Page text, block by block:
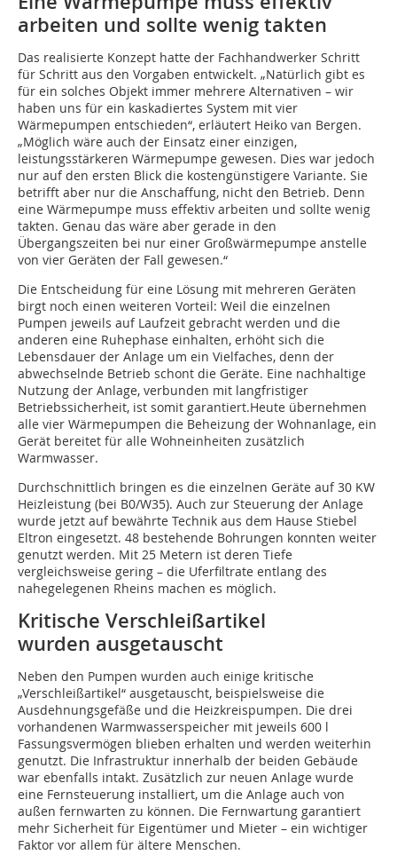
arbeiten und sollte wenig takten
Das realisierte Konzept hatte der Fachhandwerker Schritt
für Schritt aus den Vorgaben entwickelt. „Natürlich gibt es
für ein solches Objekt immer mehrere Alternativen – wir
haben uns für ein kaskadiertes System mit vier
Wärmepumpen entschieden“, erläutert Heiko van Bergen.
„Möglich wäre auch der Einsatz einer einzigen,
leistungsstärkeren Wärmepumpe gewesen. Dies war jedoch
nur auf den ersten Blick die kostengünstigere Variante. Sie
betrifft aber nur die Anschaffung, nicht den Betrieb. Denn
eine Wärmepumpe muss effektiv arbeiten und sollte wenig
takten. Genau das wäre aber gerade in den
Übergangszeiten bei nur einer Großwärmepumpe anstelle
von vier Geräten der Fall gewesen.“
Die Entscheidung für eine Lösung mit mehreren Geräten
birgt noch einen weiteren Vorteil: Weil die einzelnen
Pumpen jeweils auf Laufzeit gebracht werden und die
anderen eine Ruhephase einhalten, erhöht sich die
Lebensdauer der Anlage um ein Vielfaches, denn der
abwechselnde Betrieb schont die Geräte. Eine nachhaltige
Nutzung der Anlage, verbunden mit langfristiger
Betriebssicherheit, ist somit garantiert.Heute übernehmen
alle vier Wärmepumpen die Beheizung der Wohnanlage, ein
Gerät bereitet für alle Wohneinheiten zusätzlich
Warmwasser.
Durchschnittlich bringen es die einzelnen Geräte auf 30 KW
Heizleistung (bei B0/W35). Auch zur Steuerung der Anlage
wurde jetzt auf bewährte Technik aus dem Hause Stiebel
Eltron eingesetzt. 48 bestehende Bohrungen konnten weiter
genutzt werden. Mit 25 Metern ist deren Tiefe
vergleichsweise gering – die Uferfiltrate entlang des
nahegelegenen Rheins machen es möglich.
Kritische Verschleißartikel
wurden ausgetauscht
Neben den Pumpen wurden auch einige kritische
„Verschleißartikel“ ausgetauscht, beispielsweise die
Ausdehnungsgefäße und die Heizkreispumpen. Die drei
vorhandenen Warmwasserspeicher mit jeweils 600 l
Fassungsvermögen blieben erhalten und werden weiterhin
genutzt. Die Infrastruktur innerhalb der beiden Gebäude
war ebenfalls intakt. Zusätzlich zur neuen Anlage wurde
eine Fernsteuerung installiert, um die Anlage auch von
außen fernwarten zu können. Die Fernwartung garantiert
mehr Sicherheit für Eigentümer und Mieter – ein wichtiger
Faktor vor allem für ältere Menschen.